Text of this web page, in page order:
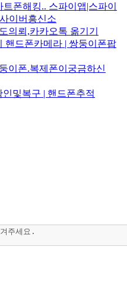
폰해킹.. 스파이앱|스파이
이버흥신소
의뢰,카카오톡 옮기기
핸드폰카메라 | 쌍둥이폰팝
이폰.복제폰이궁금하신
및복구 | 핸드폰추적